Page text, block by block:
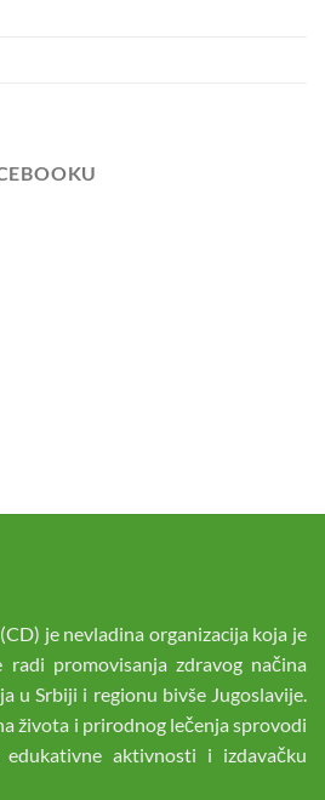
je nevladina organizacija koja je
radi promovisanja zdravog načina
u Srbiji i regionu bivše Jugoslavije.
života i prirodnog lečenja sprovodi
aktivnosti i izdavačku